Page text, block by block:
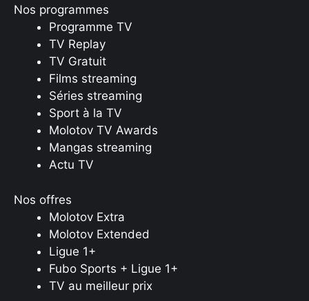
Nos programmes
Programme TV
TV Replay
TV Gratuit
Films streaming
Séries streaming
Sport à la TV
Molotov TV Awards
Mangas streaming
Actu TV
Nos offres
Molotov Extra
Molotov Extended
Ligue 1+
Fubo Sports + Ligue 1+
TV au meilleur prix